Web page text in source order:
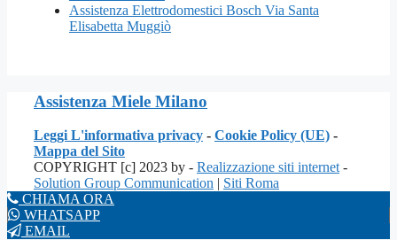
Assistenza Elettrodomestici Bosch Via Santa
Elisabetta Muggiò
Assistenza Miele Milano
Leggi L'informativa privacy - Cookie Policy (UE) -
Mappa del Sito
COPYRIGHT [c] 2023 by - Realizzazione siti internet -
Solution Group Communication | Siti Roma
CHIAMA ORA
WHATSAPP
EMAIL